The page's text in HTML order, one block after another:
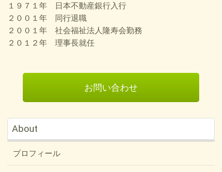
１９７１年 日本不動産銀行入行
２００１年 同行退職
２００１年 社会福祉法人隆寿会勤務
２０１２年 理事長就任
お問い合わせ
About
プロフィール